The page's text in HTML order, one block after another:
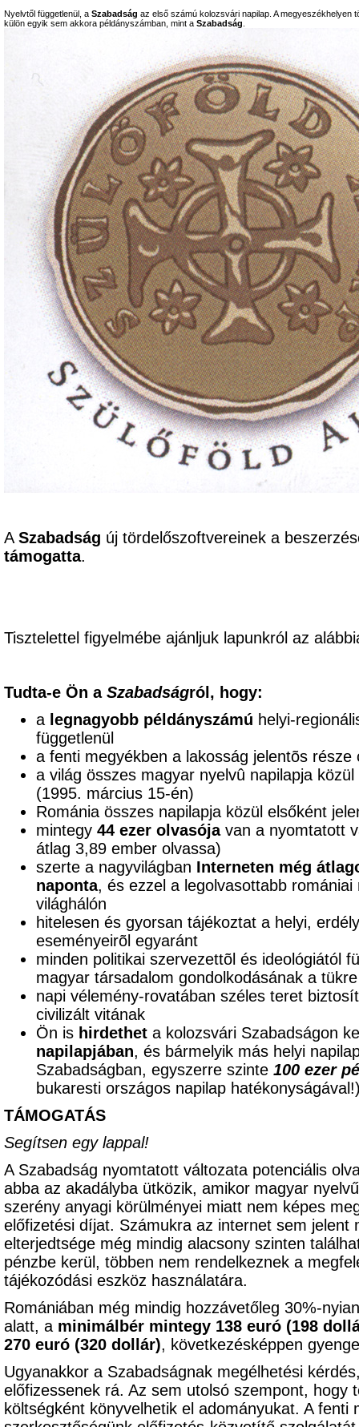
Nyelvtől függetlenül, a Szabadság az első számú kolozsvári napilap. A megyeszékhelyen
külön egyik sem akkora példányszámban, mint a Szabadság
A Szabadság új tördelőszoftvereinek a
támogatta.
Tisztelettel figyelmébe ajánljuk lapunkról az
Tudta-e Ön a Szabadságról, hogy:
a legnagyobb példányszámú helyi-
függetlenül
a fenti megyékben a lakosság jelentõs
a világ összes magyar nyelvû napilapja
(1995. március 15-én)
Románia összes napilapja közül elsőként
mintegy 44 ezer olvasójavan a nyomtatott
átlag 3,89 ember olvassa)
szerte a nagyvilágban Interneten még
naponta, és ezzel a legolvasottabb
világhálón
hitelesen és gyorsan tájékoztat a helyi,
eseményeirõl egyaránt
minden politikai szervezettõl és ideológiától
magyar társadalom gondolkodásának a tükre
napi vélemény-rovatában széles teret
civilizált vitának
Ön is hirdethet a kolozsvári Szabadságon
napilapjában, és bármelyik más helyi
Szabadságban, egyszerre szinte 100 ezer
bukaresti országos napilap
TÁMOGATÁS
Segítsen egy lappal!
A Szabadság nyomtatott változata potenciális
abba az akadályba ütközik, amikor magyar
szerény anyagi körülményei miatt nem képes
előfizetési díjat. Számukra az internet sem jelent
elterjedtsége még mindig alacsony szinten
pénzbe kerül, többen nem rendelkeznek a
tájékozódási eszköz használatára.
Romániában még mindig hozzávetőleg 30%-
alatt, a minimálbér mintegy 138 euró (198
270 euró (320 dollár), következésképpen
Ugyanakkor a Szabadságnak megélhetési
előfizessenek rá. Az sem utolsó szempont, hogy
költségként könyvelhetik el adományukat. A fenti